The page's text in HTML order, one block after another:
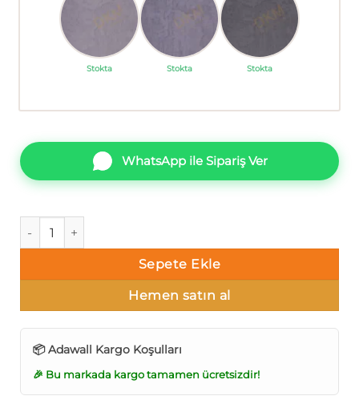
Stokta Stokta Stokta
WhatsApp ile Sipariş Ver
AdaWall Omega 23213-4 Boyama Duvar Kağıdı 16m² adet
Sepete Ekle
Hemen satın al
📦 Adawall Kargo Koşulları
🎉 Bu markada kargo tamamen ücretsizdir!